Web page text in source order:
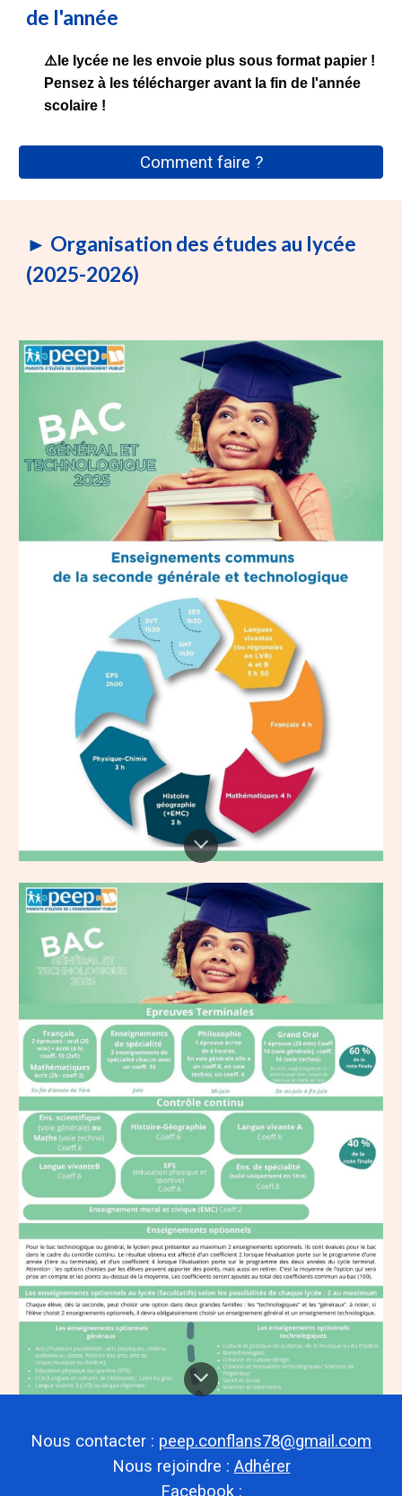
de l'année
⚠️ le lycée ne les envoie plus sous format papier !
Pensez à les télécharger avant la fin de l'année
scolaire !
Comment faire ?
► Organisation des études au lycée
(2025-2026)
Nous contacter : peep.conflans78@gmail.com
Nous rejoindre : Adhérer
Facebook :